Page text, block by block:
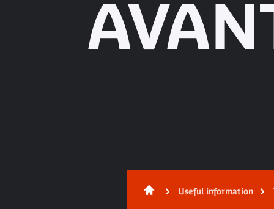
Useful information